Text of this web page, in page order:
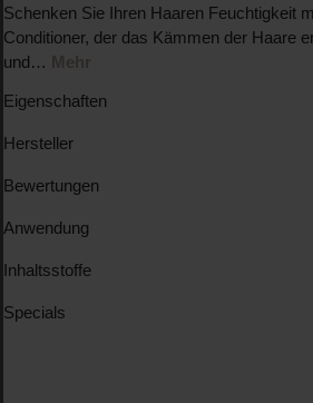
Schenken Sie Ihren Haaren Feuchtigkeit
Conditioner, der das Kämmen der Haare
und… Mehr
Eigenschaften
Hersteller
Bewertungen
Anwendung
Inhaltsstoffe
Specials